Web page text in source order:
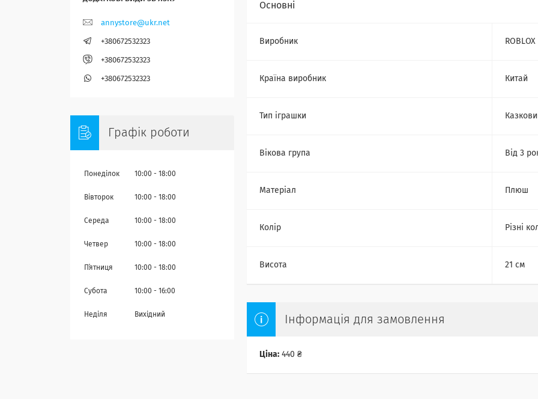
Основні
Виробник ROBLOX
Країна виробник Китай
Тип іграшки
Вікова група Від 3
Матеріал Плюш
Колір Різні
Висота 21 см
Інформація для замовлення
Ціна: 440 ₴
annystore@ukr.net
+380672532323
+380672532323
+380672532323
Графік роботи
Понеділок 10:00 18:00
Вівторок 10:00 18:00
Середа 10:00 18:00
Четвер 10:00 18:00
Пʼятниця 10:00 18:00
Субота 10:00 16:00
Неділя Вихідний